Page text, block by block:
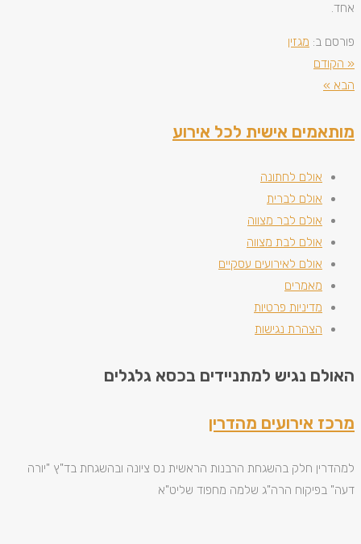
אחד.
פורסם ב: מגזין
« הקודם
הבא »
מותאמים אישית לכל אירוע
אולם לחתונה
אולם לברית
אולם לבר מצווה
אולם לבת מצווה
אולם לאירועים עסקיים
מאמרים
מדיניות פרטיות
הצהרת נגישות
האולם נגיש למתניידים בכסא גלגלים
מרכז אירועים מהדרין
למהדרין חלק בהשגחת הרבנות הראשית נס ציונה ובהשגחת בד"ץ "יורה
דעה" בפיקוח הרה"ג שלמה מחפוד שליט"א